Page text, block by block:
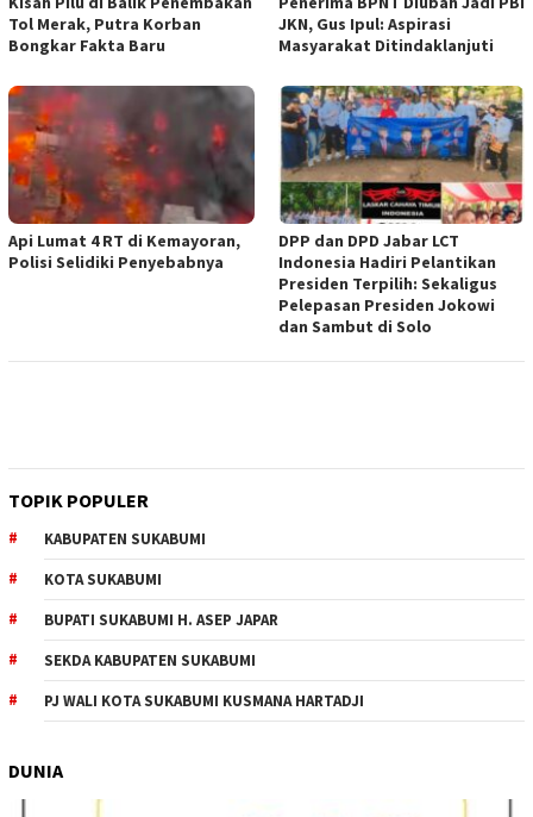
Tol Merak, Putra Korban
Bongkar Fakta Baru
JKN, Gus Ipul: Aspirasi
Masyarakat Ditindaklanjuti
Api Lumat 4 RT di Kemayoran,
Polisi Selidiki Penyebabnya
DPP dan DPD Jabar LCT
Indonesia Hadiri Pelantikan
Presiden Terpilih: Sekaligus
Pelepasan Presiden Jokowi
dan Sambut di Solo
TOPIK POPULER
KABUPATEN SUKABUMI
KOTA SUKABUMI
BUPATI SUKABUMI H. ASEP JAPAR
SEKDA KABUPATEN SUKABUMI
PJ WALI KOTA SUKABUMI KUSMANA HARTADJI
DUNIA